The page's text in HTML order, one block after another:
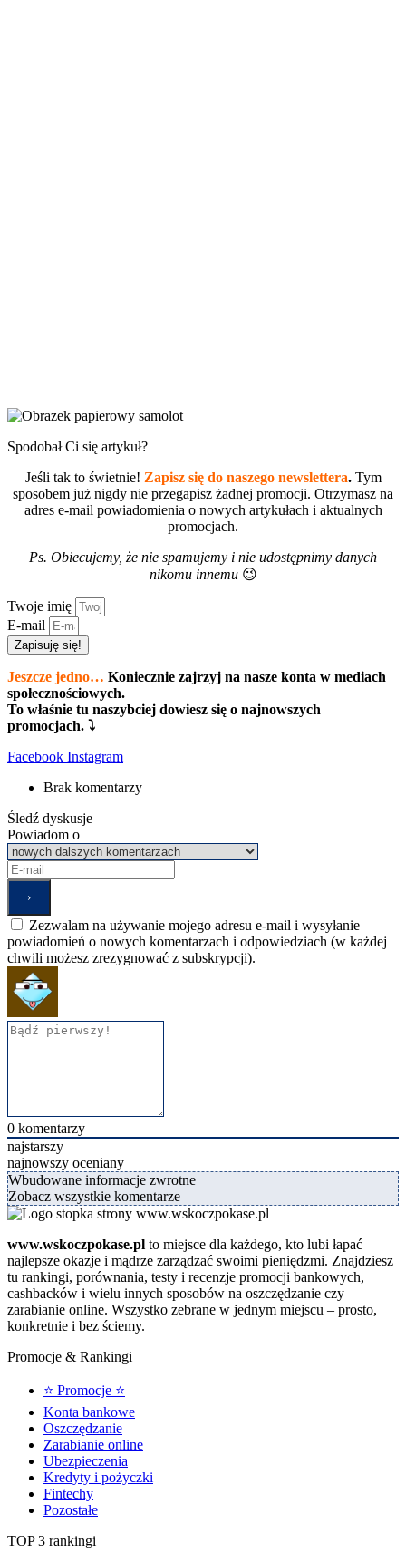
Spodobał Ci się artykuł?
Jeśli tak to świetnie! Zapisz się do naszego newslettera.Tym
sposobem już nigdy nie przegapisz żadnej promocji. Otrzymasz na
adres e-mail powiadomienia o nowych artykułach i aktualnych
promocjach.
Ps. Obiecujemy, że nie spamujemy i nie udostępnimy danych
nikomu innemu😉
Twoje imię
E-mail
Zapisuję się!
Jeszcze jedno… Koniecznie zajrzyj na nasze konta w mediach
społecznościowych.
To właśnie tu naszybciej dowiesz się o najnowszych
promocjach. ⤵
Facebook Instagram
Brak komentarzy
Śledź dyskusje
Powiadom o
Zezwalam na używanie mojego adresu e-mail i wysyłanie
powiadomień o nowych komentarzach i odpowiedziach (w każdej
chwili możesz zrezygnować z subskrypcji).
0 komentarzy
najstarszy
najnowszy oceniany
Wbudowane informacje zwrotne
Zobacz wszystkie komentarze
www.wskoczpokase.pl to miejsce dla każdego, kto lubi łapać
najlepsze okazje i mądrze zarządzać swoimi pieniędzmi. Znajdziesz
tu rankingi, porównania, testy i recenzje promocji bankowych,
cashbacków i wielu innych sposobów na oszczędzanie czy
zarabianie online. Wszystko zebrane w jednym miejscu – prosto,
konkretnie i bez ściemy.
Promocje & Rankingi
⭐ Promocje ⭐
Konta bankowe
Oszczędzanie
Zarabianie online
Ubezpieczenia
Kredyty i pożyczki
Fintechy
Pozostałe
TOP 3 rankingi